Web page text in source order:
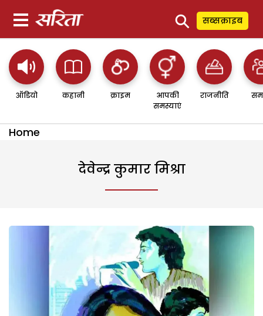
⚲ सब्सक्राइब
ऑडियो कहानी क्राइम
आपकी
समस्याएं
राजनीति
Home
देवेन्द्र कुमार मिश्रा